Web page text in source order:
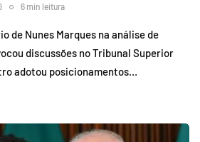
6 min leitura
de Nunes Marques na análise de
discussões no Tribunal Superior
adotou posicionamentos…